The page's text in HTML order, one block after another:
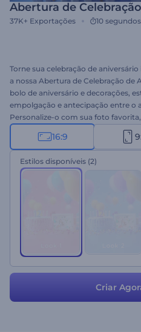
Abertura de
37K+ Exportações 10 segundos
Torne sua celebração de
a nossa Abertura de Celebração
bolo de aniversário e decorações,
empolgação e antecipação entre o
Personalize-o com sua foto
faixa musical animada para criar
celebração. Perfeito para aberturas
de felicitações, vídeos de convite e
16:9
Estilos disponíveis (2)
Criar